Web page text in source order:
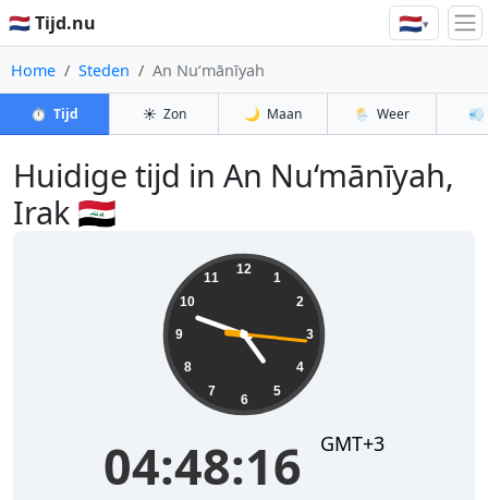
🇳🇱 Tijd.nu 🇳🇱▾
Home Steden An Nu‘mānīyah
⏱️ Tijd ☀️ Zon 🌙 Maan 🌦️ Weer 💨
Huidige tijd in An Nu‘mānīyah,
Irak 🇮🇶
12
1
2
3
4
5
6
7
8
9
10
11
04:48:16 GMT+3